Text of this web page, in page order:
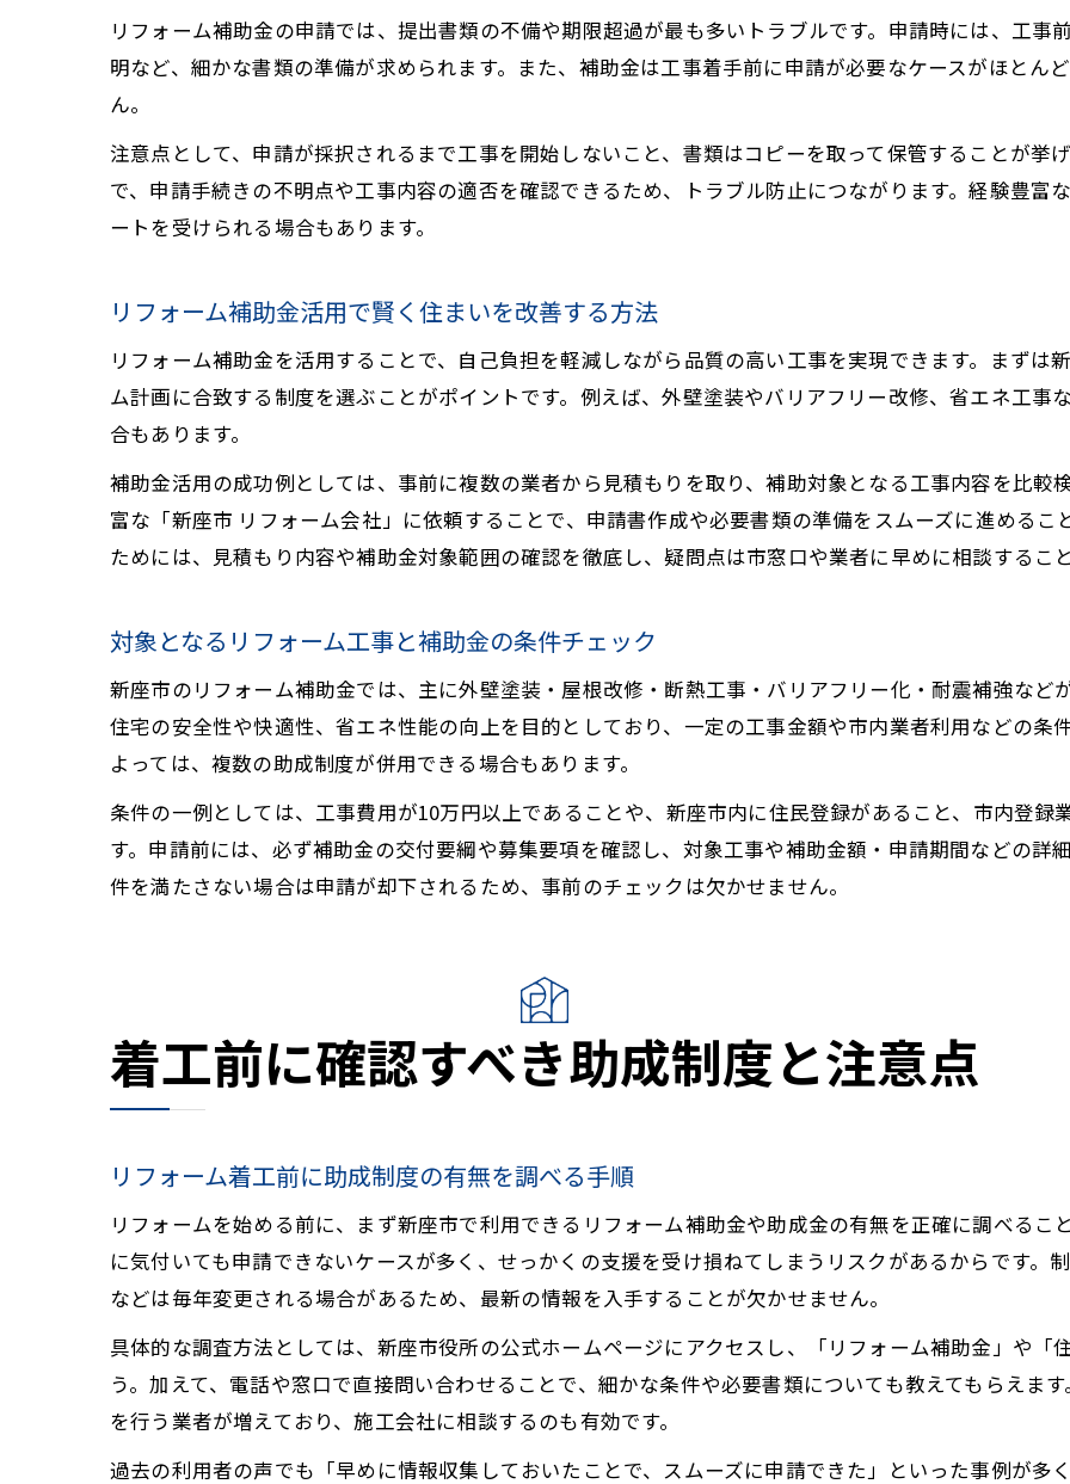
リフォーム業者選びで失敗しないための工夫
リフォーム補助金の賢い活用で安心施工を実現
補助金活用で満足度が高まるリフォームの進め方
リフォームと補助金の両立で安心住まいを目指す
リフォーム補助金の申請では、提出書類の不備や期限超過が最も多いトラブルです。申請時には、工事
明など、細かな書類の準備が求められます。また、補助金は工事着手前に申請が必要なケースがほとん
ん。
注意点として、申請が採択されるまで工事を開始しないこと、書類はコピーを取って保管することが挙
で、申請手続きの不明点や工事内容の適否を確認できるため、トラブル防止につながります。経験豊富
ートを受けられる場合もあります。
リフォーム補助金活用で賢く住まいを改善する方法
リフォーム補助金を活用することで、自己負担を軽減しながら品質の高い工事を実現できます。まずは
ム計画に合致する制度を選ぶことがポイントです。例えば、外壁塗装やバリアフリー改修、省エネ工事
合もあります。
補助金活用の成功例としては、事前に複数の業者から見積もりを取り、補助対象となる工事内容を比較
富な「新座市 リフォーム会社」に依頼することで、申請書作成や必要書類の準備をスムーズに進める
ためには、見積もり内容や補助金対象範囲の確認を徹底し、疑問点は市窓口や業者に早めに相談するこ
対象となるリフォーム工事と補助金の条件チェック
新座市のリフォーム補助金では、主に外壁塗装・屋根改修・断熱工事・バリアフリー化・耐震補強など
住宅の安全性や快適性、省エネ性能の向上を目的としており、一定の工事金額や市内業者利用などの条
よっては、複数の助成制度が併用できる場合もあります。
条件の一例としては、工事費用が10万円以上であることや、新座市内に住民登録があること、市内登
す。申請前には、必ず補助金の交付要綱や募集要項を確認し、対象工事や補助金額・申請期間などの詳
件を満たさない場合は申請が却下されるため、事前のチェックは欠かせません。
着工前に確認すべき助成制度と注意点
リフォーム着工前に助成制度の有無を調べる手順
リフォームを始める前に、まず新座市で利用できるリフォーム補助金や助成金の有無を正確に調べるこ
に気付いても申請できないケースが多く、せっかくの支援を受け損ねてしまうリスクがあるからです。
などは毎年変更される場合があるため、最新の情報を入手することが欠かせません。
具体的な調査方法としては、新座市役所の公式ホームページにアクセスし、「リフォーム補助金」や「
う。加えて、電話や窓口で直接問い合わせることで、細かな条件や必要書類についても教えてもらえま
を行う業者が増えており、施工会社に相談するのも有効です。
過去の利用者の声でも「早めに情報収集しておいたことで、スムーズに申請できた」といった事例が多
お気軽にご相談ください
お気軽にご相談ください